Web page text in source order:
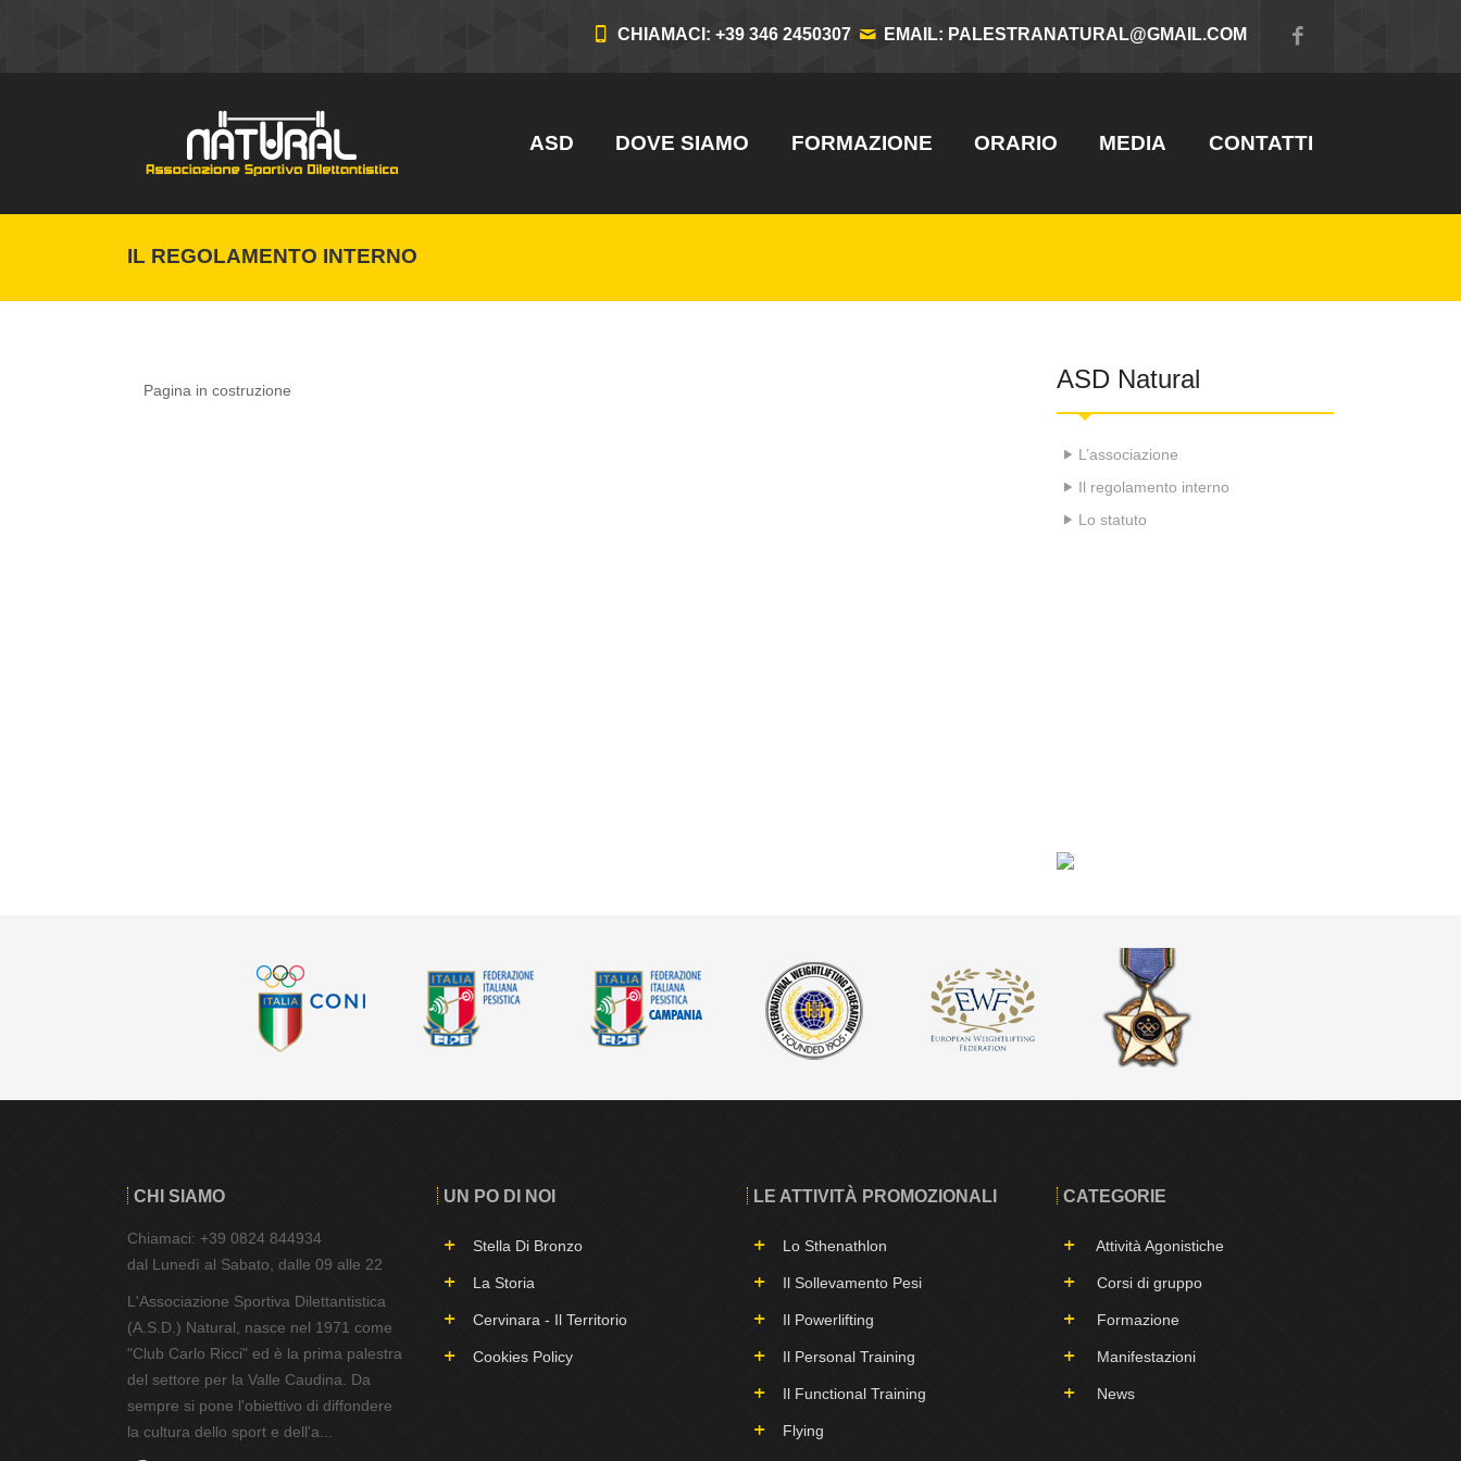
CHIAMACI: +39 346 2450307 EMAIL: PALESTRANATURAL@GMAIL.COM
ASD DOVE SIAMO FORMAZIONE ORARIO MEDIA CONTATTI
IL REGOLAMENTO INTERNO
Pagina in costruzione ASD Natural
L’associazione
Il regolamento interno
Lo statuto
CHI SIAMO
Chiamaci: +39 0824 844934
dal Lunedì al Sabato, dalle 09 alle 22
L'Associazione Sportiva Dilettantistica
(A.S.D.) Natural, nasce nel 1971 come
"Club Carlo Ricci" ed è la prima palestra
del settore per la Valle Caudina. Da
sempre si pone l'obiettivo di diffondere
la cultura dello sport e dell'a...
UN PO DI NOI
Stella Di Bronzo
La Storia
Cervinara - Il Territorio
Cookies Policy
LE ATTIVITÀ PROMOZIONALI
Lo Sthenathlon
Il Sollevamento Pesi
Il Powerlifting
Il Personal Training
Il Functional Training
Flying
CATEGORIE
Attività Agonistiche
Corsi di gruppo
Formazione
Manifestazioni
News